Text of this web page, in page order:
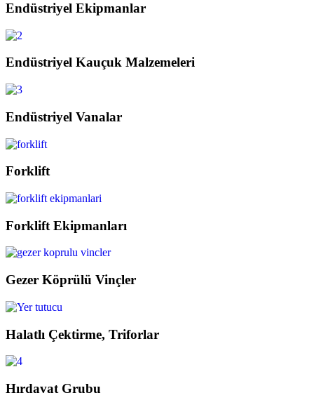
Endüstriyel Ekipmanlar
Endüstriyel Kauçuk Malzemeleri
Endüstriyel Vanalar
Forklift
Forklift Ekipmanları
Gezer Köprülü Vinçler
Halatlı Çektirme, Triforlar
Hırdavat Grubu